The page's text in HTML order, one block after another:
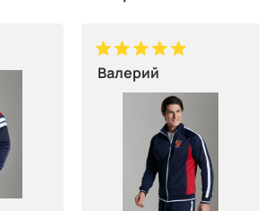
Валерий